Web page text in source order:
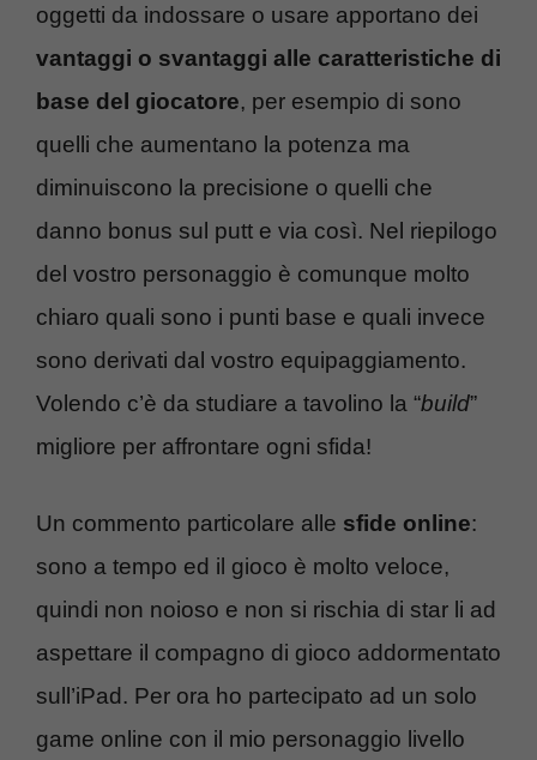
oggetti da indossare o usare apportano dei
vantaggi o svantaggi alle caratteristiche di
base del giocatore, per esempio di sono
quelli che aumentano la potenza ma
diminuiscono la precisione o quelli che
danno bonus sul putt e via così. Nel riepilogo
del vostro personaggio è comunque molto
chiaro quali sono i punti base e quali invece
sono derivati dal vostro equipaggiamento.
Volendo c’è da studiare a tavolino la “build”
migliore per affrontare ogni sfida!
Un commento particolare alle sfide online:
sono a tempo ed il gioco è molto veloce,
quindi non noioso e non si rischia di star li ad
aspettare il compagno di gioco addormentato
sull’iPad. Per ora ho partecipato ad un solo
game online con il mio personaggio livello